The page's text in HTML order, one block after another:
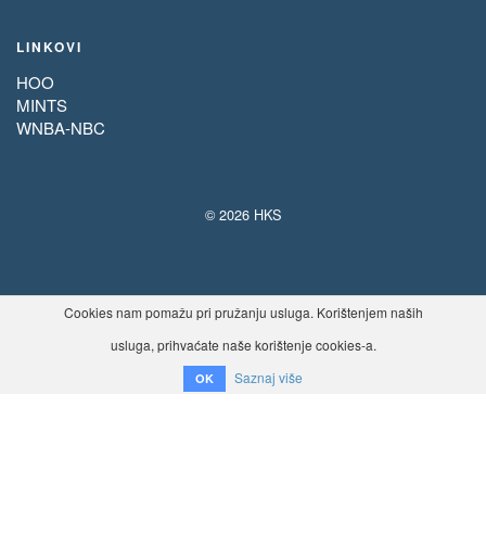
LINKOVI
HOO
MINTS
WNBA-NBC
© 2026 HKS
Cookies nam pomažu pri pružanju usluga. Korištenjem naših
usluga, prihvaćate naše korištenje cookies-a.
OK Saznaj više